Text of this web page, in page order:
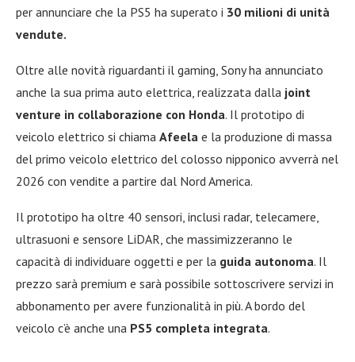
per annunciare che la PS5 ha superato i 30 milioni di unità
vendute.
Oltre alle novità riguardanti il gaming, Sony ha annunciato
anche la sua prima auto elettrica, realizzata dalla joint
venture in collaborazione con Honda. Il prototipo di
veicolo elettrico si chiama Afeela e la produzione di massa
del primo veicolo elettrico del colosso nipponico avverrà nel
2026 con vendite a partire dal Nord America.
Il prototipo ha oltre 40 sensori, inclusi radar, telecamere,
ultrasuoni e sensore LiDAR, che massimizzeranno le
capacità di individuare oggetti e per la guida autonoma. Il
prezzo sarà premium e sarà possibile sottoscrivere servizi in
abbonamento per avere funzionalità in più. A bordo del
veicolo c’è anche una PS5 completa integrata.